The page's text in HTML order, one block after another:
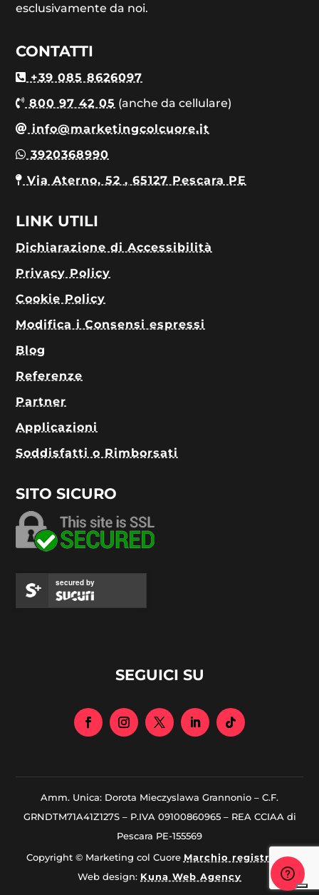
esclusivamente da noi.
CONTATTI
+39 085 8626097
800 97 42 05 (anche da cellulare)
info@marketingcolcuore.it
3920368990
Via Aterno, 52 , 65127 Pescara PE
LINK UTILI
Dichiarazione di Accessibilità
Privacy Policy
Cookie Policy
Modifica i Consensi espressi
Blog
Referenze
Partner
Applicazioni
Soddisfatti o Rimborsati
SITO SICURO
secured by
SEGUICI SU
Amm. Unica: Dorota Mieczyslawa Grannonio – C.F.
GRNDTM71A41Z127S – P.IVA 09100860965 – REA CCIAA di
Pescara PE-155569
Copyright © Marketing col Cuore Marchio registrato|
Web design: Kuna Web Agency